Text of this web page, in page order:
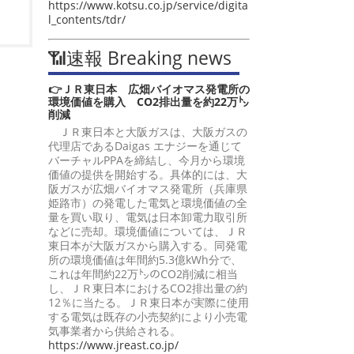
https://www.kotsu.co.jp/service/digita
l_contents/tdr/
📶速報 Breaking news
👉ＪＲ東日本 広畑バイオマス発電所の
環境価値を購入 CO2排出量を約22万㌧
削減
ＪＲ東日本と大阪ガスは、大阪ガスの
代理店であるDaigas エナジーを通じて
バーチャルPPAを締結し、今月から環境
価値の提供を開始する。具体的には、大
阪ガスが広畑バイオマス発電所（兵庫県
姫路市）の発電した電気と環境価値の全
量を買い取り、電気は日本卸電力取引所
などに売却。環境価値については、ＪＲ
東日本が大阪ガスから購入する。同発電
所の環境価値は年間約5.3億kWh分で、
これは年間約22万㌧のCO2削減に相当
し、ＪＲ東日本におけるCO2排出量の約
12％に当たる。ＪＲ東日本が実際に使用
する電気は既存の小売契約により小売電
気事業者から供給される。
https://www.jreast.co.jp/